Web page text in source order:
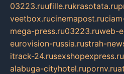
03223.ruufille.rukrasotata.ru
veetbox.rucinemapost.ru
mega-press.ru03223.ruweb-
eurovision-russia.rustrah-
itrack-24.rusexshopexpress.ru
alabuga-cityhotel.rupornv.ru